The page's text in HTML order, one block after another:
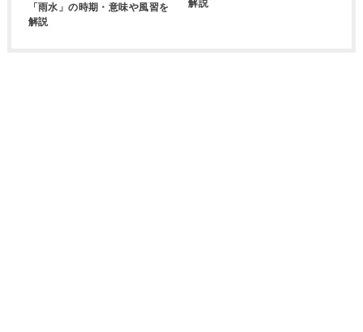
「雨水」の時期・意味や風習を
解説
解説